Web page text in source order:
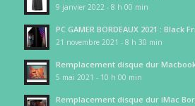
9 janvier 2022 - 8 h 00 min
PC GAMER BORDEAUX 2021 : Black
21 novembre 2021 - 8 h 30 min
Remplacement disque dur
5 mai 2021 - 10 h 00 min
Remplacement disque dur iMac